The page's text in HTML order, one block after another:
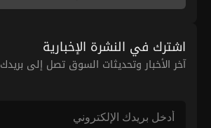
اشترك في النشرة الإخبارية
آخر الأخبار وتحديثات السوق تصل إلى بريدك